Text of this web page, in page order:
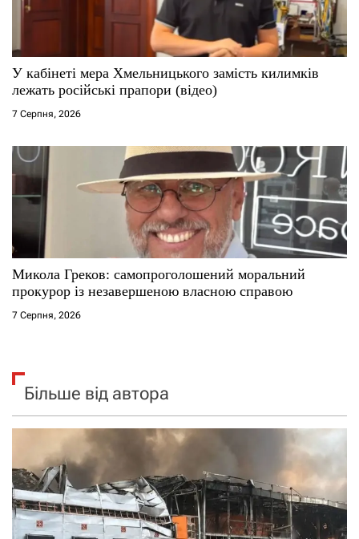
У кабінеті мера Хмельницького замість килимків
лежать російські прапори (відео)
7 Серпня, 2026
Микола Греков: самопроголошений моральний
прокурор із незавершеною власною справою
7 Серпня, 2026
Більше від автора